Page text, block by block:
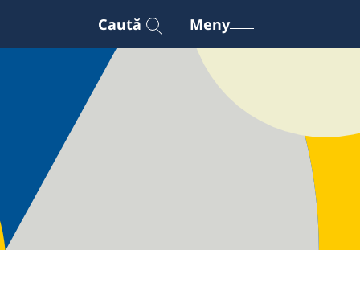
Caută Meny